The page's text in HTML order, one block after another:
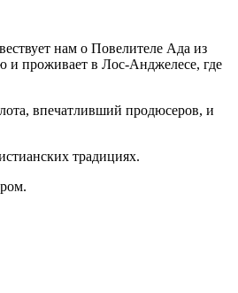
нам о Повелителе Ада из
проживает в Лос-Анджелесе, где
впечатливший продюсеров, и
традициях.